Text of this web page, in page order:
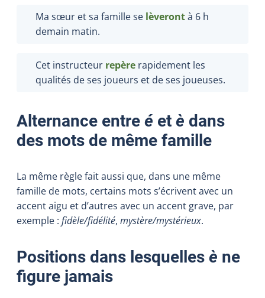
Ma sœur et sa famille se lèverontà 6 h
demain matin.
Cet instructeur repère rapidement les
qualités de ses joueurs et de ses joueuses.
Alternance entre é et è dans
des mots de même famille
La même règle fait aussi que, dans une même
famille de mots, certains mots s’écrivent avec un
accent aigu et d’autres avec un accent grave, par
exemple : fidèle/fidélité, mystère/mystérieux.
Positions dans lesquelles è ne
figure jamais